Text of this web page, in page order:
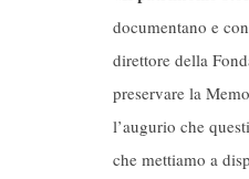
documentano e
direttore della
preservare la
l’augurio che
che mettiamo a